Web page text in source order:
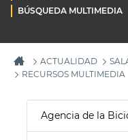
BÚSQUEDA MULTIMEDIA
ACTUALIDAD
RECURSOS MULTIMEDIA
Agencia de la